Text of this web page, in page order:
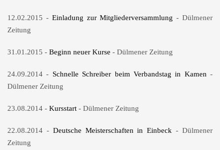
12.02.2015 - Einladung zur Mitgliederversammlung - Dülmener
Zeitung
31.01.2015 - Beginn neuer Kurse - Dülmener Zeitung
24.09.2014 - Schnelle Schreiber beim Verbandstag in Kamen -
Dülmener Zeitung
23.08.2014 - Kursstart - Dülmener Zeitung
22.08.2014 - Deutsche Meisterschaften in Einbeck - Dülmener
Zeitung